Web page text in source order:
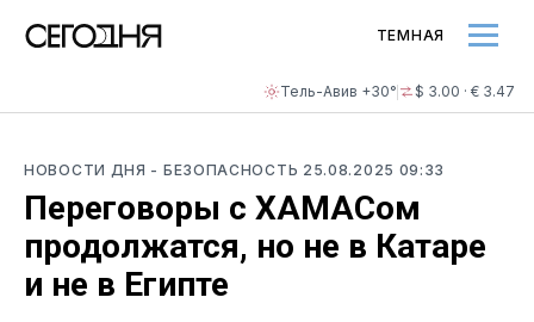
Тель-Авив +30° $ 3.00 · € 3.47
ТЕМНАЯ
НОВОСТИ ДНЯ - БЕЗОПАСНОСТЬ 25.08.2025 09:33
Переговоры с ХАМАСом
продолжатся, но не в Катаре
и не в Египте